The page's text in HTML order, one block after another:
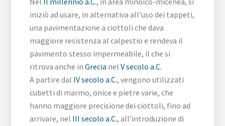
iniziò ad usare, in alternativa all’uso dei tappeti,
una pavimentazione a ciottoli che dava
maggiore resistenza al calpestio e rendeva il
pavimento stesso impermeabile, il che si
ritrova anche inGrecia nelV secolo a.C.
A partire dal IV secolo a.C., vengono utilizzati
cubetti di marmo, onice e pietre varie, che
hanno maggiore precisione dei ciottoli, fino ad
arrivare, nel III secolo a.C., all’introduzione di